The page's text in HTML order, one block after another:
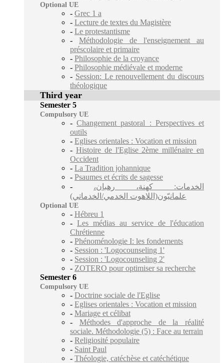
Optional UE
- Grec 1 a
- Lecture de textes du Magistère
- Le protestantisme
- Méthodologie de l'enseignement au
préscolaire et primaire
- Philosophie de la croyance
- Philosophie médiévale et moderne
- Session: Le renouvellement du discours
théologique
Third year
Semester 5
Compulsory UE
-Changement pastoral : Perspectives et
outils
- Eglises orientales : Vocation et mission
- Histoire de l'Eglise 2ème millénaire en
Occident
- La Tradition johannique
- Psaumes et écrits de sagesse
-
الخدمات: كهنة، رهبان،
علمانيّون(اللاهوت الخدمي/الخدماتي)
Optional UE
- Hébreu 1
- Les médias au service de l'éducation
Chrétienne
- Phénoménologie I: les fondements
- Session : 'Logocounseling 1'
- Session : 'Logocounseling 2'
- ZOTERO pour optimiser sa recherche
Semester 6
Compulsory UE
- Doctrine sociale de l'Eglise
- Eglises orientales : Vocation et mission
- Mariage et célibat
- Méthodes d'approche de la réalité
sociale. Méthodologie (5) : Face au terrain
- Religiosité populaire
- Saint Paul
- Théologie, catéchèse et catéchétique